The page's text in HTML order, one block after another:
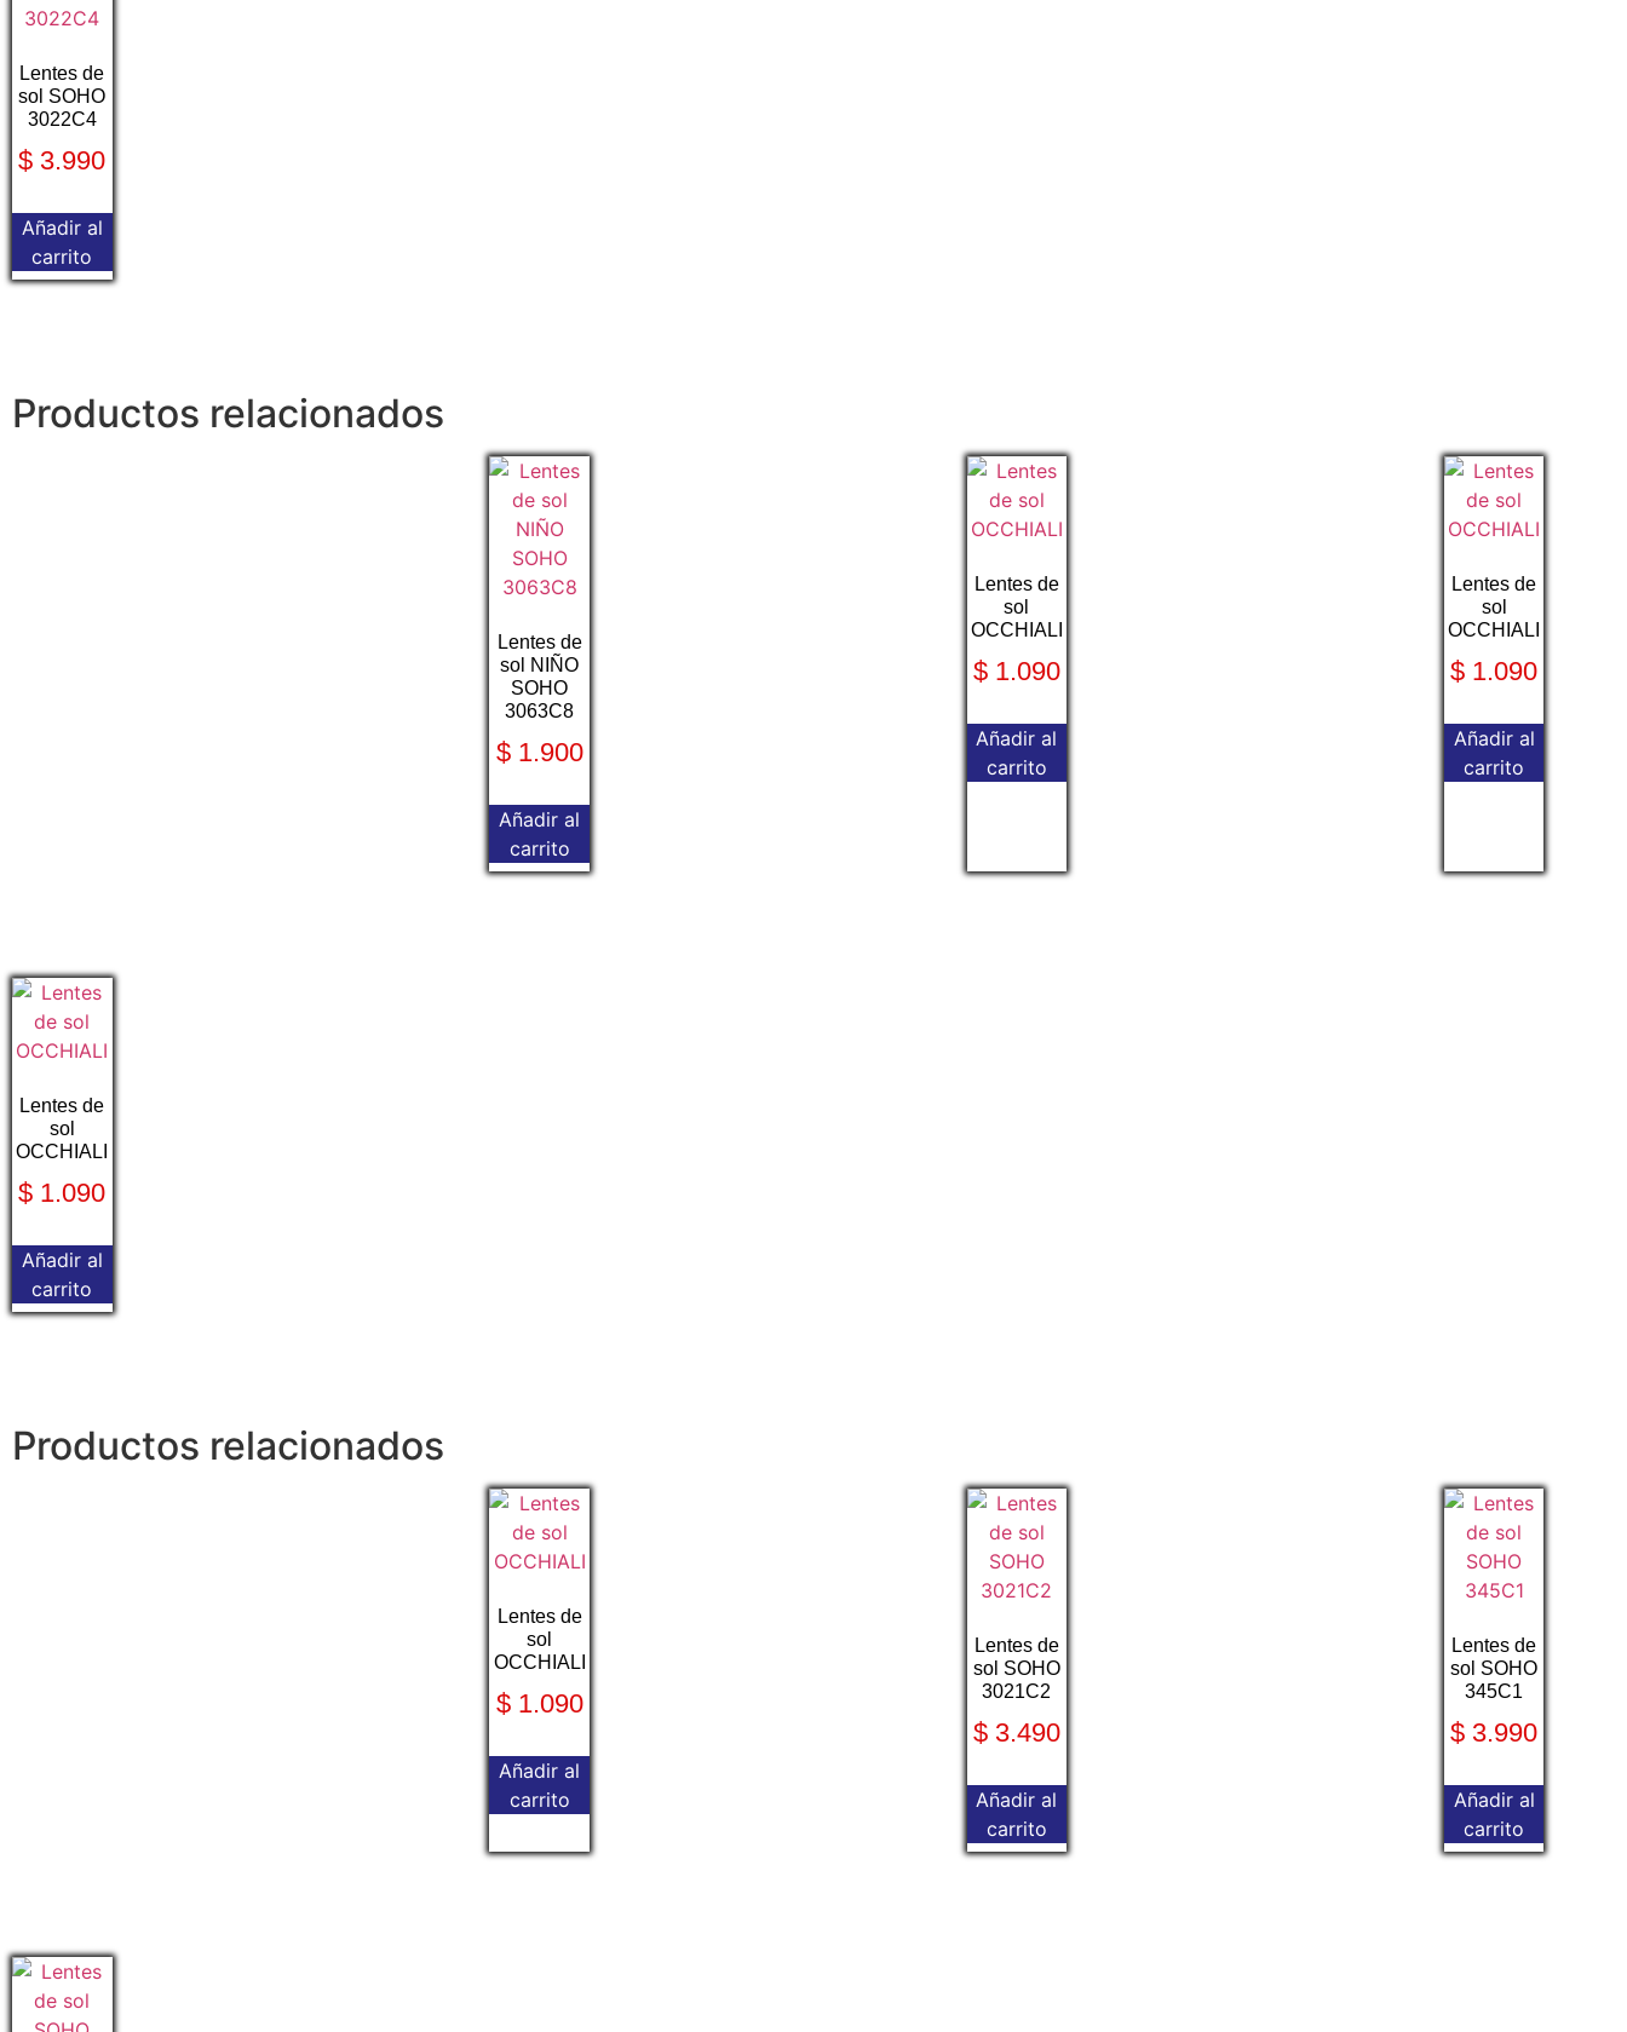
Lentes de
sol SOHO
3022C4
$ 3.990
Añadir al
carrito
Productos relacionados
Lentes de
sol NIÑO
SOHO
3063C8
$1.900
Añadir al
carrito
Lentes de
sol
OCCHIALI
$1.090
Añadir al
carrito
Lentes de
sol
OCCHIALI
$ 1.090
Añadir al
carrito
Lentes de
sol
OCCHIALI
$ 1.090
Añadir al
carrito
Productos relacionados
Lentes de
sol
OCCHIALI
$1.090
Añadir al
carrito
Lentes de
sol SOHO
3021C2
$3.490
Añadir al
carrito
Lentes de
sol SOHO
345C1
$ 3.990
Añadir al
carrito